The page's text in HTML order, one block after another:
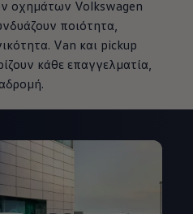
οχημάτων Volkswagen
ποιότητα,
Van και pickup
κάθε επαγγελματία,